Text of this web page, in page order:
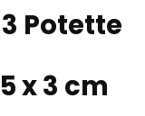
Potette
x 3 cm